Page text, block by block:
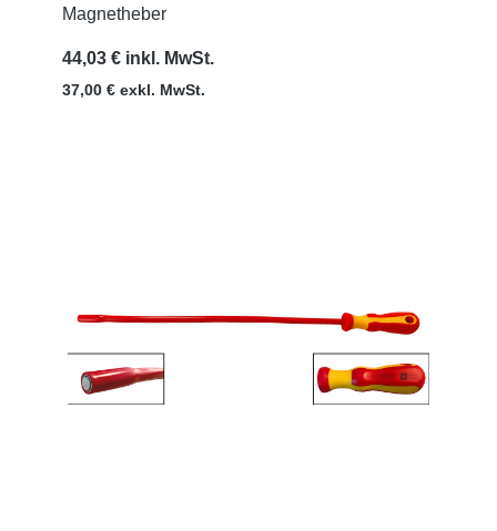
Magnetheber
44,03 € inkl. MwSt.
37,00 € exkl. MwSt.